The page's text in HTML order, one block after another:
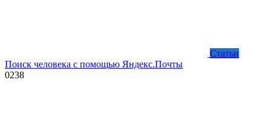
Статьи
Поиск человека с помощью Яндекс.Почты
0238